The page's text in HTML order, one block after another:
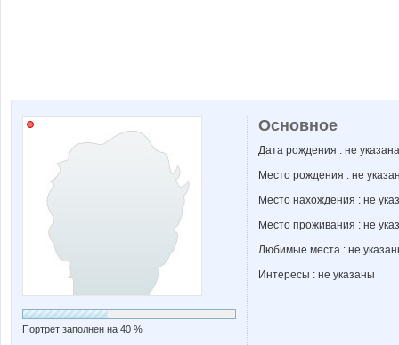
Портрет заполнен на 40 %
Основное
Дата рождения : не указана
Место рождения : не
Место нахождения : не
Место проживания : не
Любимые места : не
Интересы : не указаны